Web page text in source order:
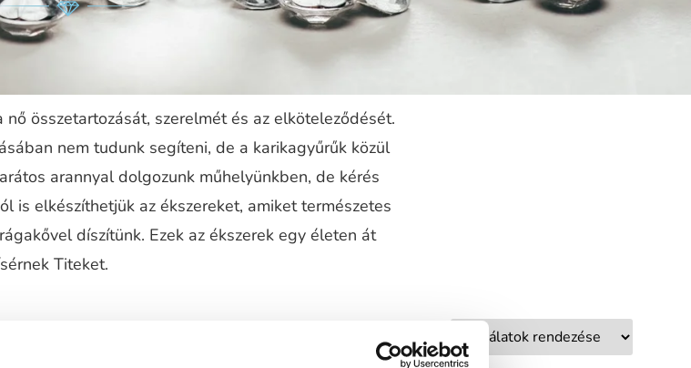
összetartozását, szerelmét és az elköteleződését.
nem tudunk segíteni, de a karikagyűrűk közül
arannyal dolgozunk műhelyünkben, de kérés
is elkészíthetjük az ékszereket, amiket természetes
díszítünk. Ezek az ékszerek egy életen át
Titeket.